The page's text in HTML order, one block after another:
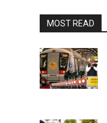
MOST READ